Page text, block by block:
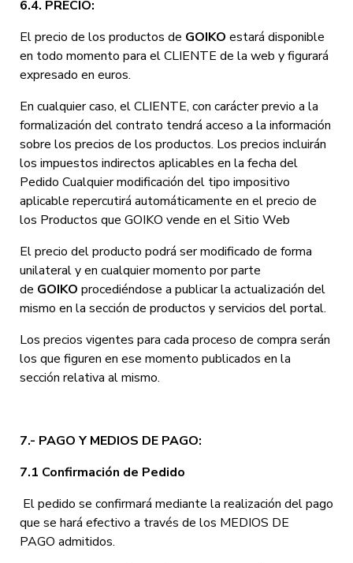
6.4. PRECIO:
El precio de los productos de GOIKO estará disponible
en todo momento para el CLIENTE de la web y figurará
expresado en euros.
En cualquier caso, el CLIENTE, con carácter previo a la
formalización del contrato tendrá acceso a la información
sobre los precios de los productos. Los precios incluirán
los impuestos indirectos aplicables en la fecha del
Pedido Cualquier modificación del tipo impositivo
aplicable repercutirá automáticamente en el precio de
los Productos que GOIKO vende en el Sitio Web
El precio del producto podrá ser modificado de forma
unilateral y en cualquier momento por parte
de GOIKO procediéndose a publicar la actualización del
mismo en la sección de productos y servicios del portal.
Los precios vigentes para cada proceso de compra serán
los que figuren en ese momento publicados en la
sección relativa al mismo.
7.- PAGO Y MEDIOS DE PAGO:
7.1 Confirmación de Pedido
El pedido se confirmará mediante la realización del pago
que se hará efectivo a través de los MEDIOS DE
PAGO admitidos.